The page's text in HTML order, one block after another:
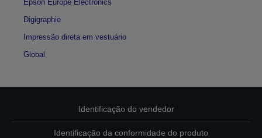
Epson Europe Electronics
Digigraphie
Impressão direta em vestuário
Global
Identificação do vendedor
Identificação da conformidade do produto